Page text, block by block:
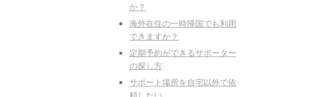
か？
海外在住の一時帰国でも利用
できますか？
定期予約ができるサポーター
の探し方
サポート場所を自宅以外で依
頼したい